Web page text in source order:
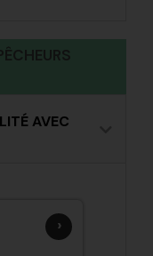
AVEC
›